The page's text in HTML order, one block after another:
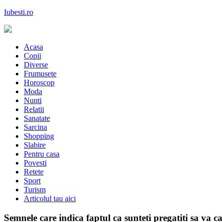
Skip
content
Iubesti.ro
Acasa
Copii
Diverse
Frumusete
Horoscop
Moda
Nunti
Relatii
Sanatate
Sarcina
Shopping
Slabire
Pentru casa
Povesti
Retete
Sport
Turism
Articolul tau aici
Semnele care indica faptul ca sunteti pregatiti sa va